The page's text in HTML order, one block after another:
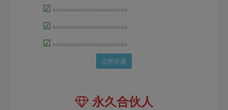
☑ =====================
☑ =====================
☑ =====================
立即开通
永久合伙人